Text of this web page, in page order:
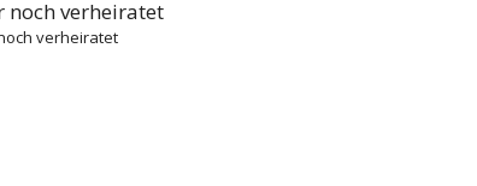
verheiratet